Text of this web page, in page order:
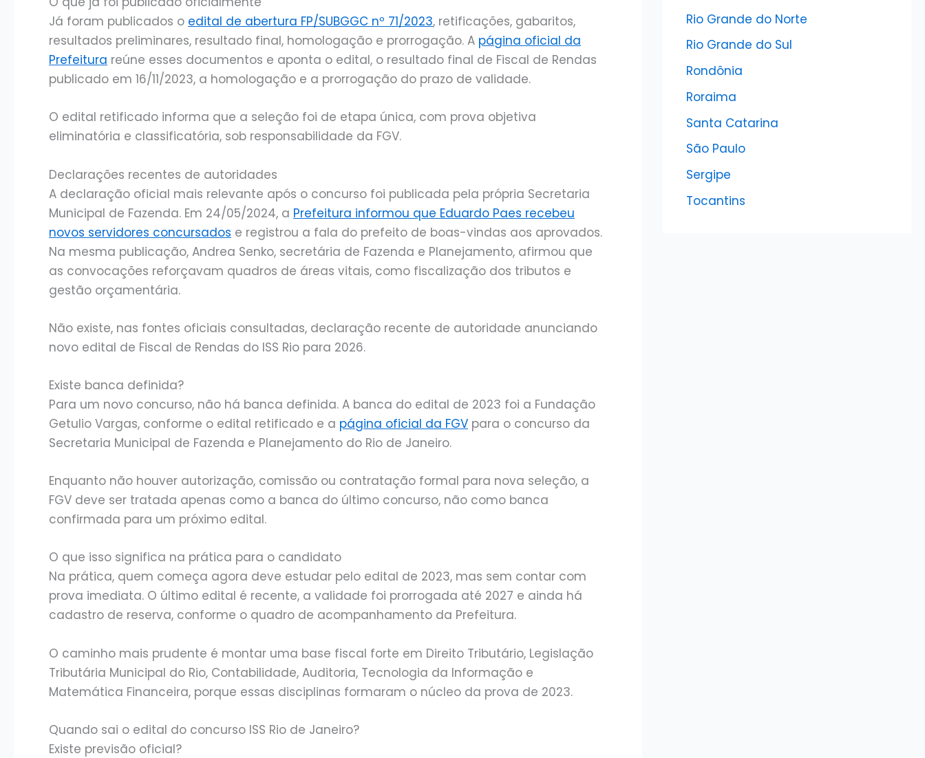
Já foram publicados o edital de abertura FP/SUBGGC nº 71/2023, retificações, gabaritos,
resultados preliminares, resultado final, homologação e prorrogação. A página oficial da
Prefeitura reúne esses documentos e aponta o edital, o resultado final de Fiscal de Rendas
publicado em 16/11/2023, a homologação e a prorrogação do prazo de validade.
O edital retificado informa que a seleção foi de etapa única, com prova objetiva
eliminatória e classificatória, sob responsabilidade da FGV.
Declarações recentes de autoridades
A declaração oficial mais relevante após o concurso foi publicada pela própria Secretaria
Municipal de Fazenda. Em 24/05/2024, a Prefeitura informou que Eduardo Paes recebeu
novos servidores concursados e registrou a fala do prefeito de boas-vindas aos aprovados.
Na mesma publicação, Andrea Senko, secretária de Fazenda e Planejamento, afirmou que
as convocações reforçavam quadros de áreas vitais, como fiscalização dos tributos e
gestão orçamentária.
Não existe, nas fontes oficiais consultadas, declaração recente de autoridade anunciando
novo edital de Fiscal de Rendas do ISS Rio para 2026.
Existe banca definida?
Para um novo concurso, não há banca definida. A banca do edital de 2023 foi a Fundação
Getulio Vargas, conforme o edital retificado e a página oficial da FGV para o concurso da
Secretaria Municipal de Fazenda e Planejamento do Rio de Janeiro.
Enquanto não houver autorização, comissão ou contratação formal para nova seleção, a
FGV deve ser tratada apenas como a banca do último concurso, não como banca
confirmada para um próximo edital.
O que isso significa na prática para o candidato
Na prática, quem começa agora deve estudar pelo edital de 2023, mas sem contar com
prova imediata. O último edital é recente, a validade foi prorrogada até 2027 e ainda há
cadastro de reserva, conforme o quadro de acompanhamento da Prefeitura.
O caminho mais prudente é montar uma base fiscal forte em Direito Tributário, Legislação
Tributária Municipal do Rio, Contabilidade, Auditoria, Tecnologia da Informação e
Matemática Financeira, porque essas disciplinas formaram o núcleo da prova de 2023.
Quando sai o edital do concurso ISS Rio de Janeiro?
Existe previsão oficial?
Rio Grande do Norte
Rio Grande do Sul
Rondônia
Roraima
Santa Catarina
São Paulo
Sergipe
Tocantins